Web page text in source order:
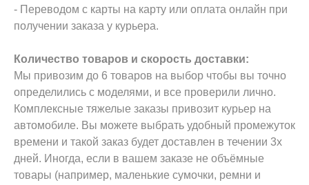
- Переводом с карты на карту или оплата онлайн при
получении заказа у курьера.
Количество товаров и скорость доставки:
Мы привозим до 6 товаров на выбор чтобы вы точно
определились с моделями, и все проверили лично.
Комплексные тяжелые заказы привозит курьер на
автомобиле. Вы можете выбрать удобный промежуток
времени и такой заказ будет доставлен в течении 3х
дней. Иногда, если в вашем заказе не объёмные
товары (например, маленькие сумочки, ремни и